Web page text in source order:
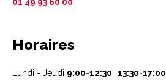
Horaires
Lundi - Jeudi 9:00-12:30 13:30-17:00